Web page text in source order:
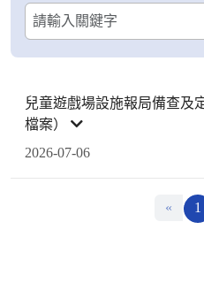
兒童遊戲場設施報局備查及
檔案）
2026-07-06
« 1